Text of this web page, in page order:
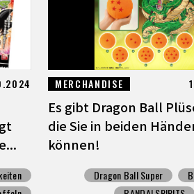
MERCHANDISE
Es gibt Dragon Ball
die Sie in beiden
können!
Dragon Ball Super